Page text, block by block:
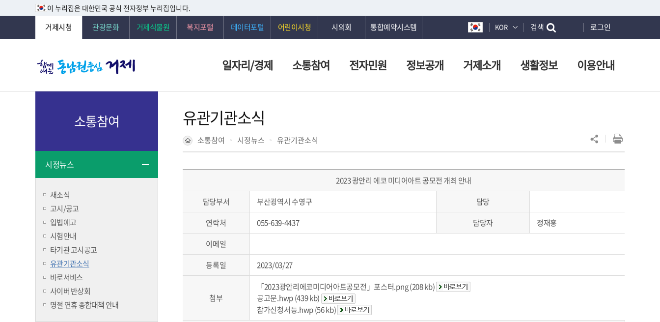
이 누리집은 대한민국 공식 전자정부 누리집입니다.
거제시청 관광문화 거제식물원 복지포털 데이터포털 어린이시청 시의회 통합예약시스템 KOR 검색 로그인
일자리/경제 소통참여 전자민원 정보공개 거제소개 생활정보 이용안내
소통참여
시정뉴스
새소식
고시/공고
입법예고
시험안내
타기관 고시공고
유관기관소식
바로서비스
사이버 반상회
명절 연휴 종합대책 안내
유관기관소식
소통참여 시정뉴스 유관기관소식
2023 광안리 에코 미디어아트 공모전 개최 안내
담당부서
부산굉역시 수영구
담당
연락처
055-639-4437 담당자
정재홍
이메일
등록일
2023/03/27
첨부
「2023광안리에코미디어아트공모전」포스터.png (208 kb)
공고문.hwp (439 kb)
참가신청서등.hwp (56 kb)